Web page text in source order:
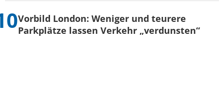
Vorbild London: Weniger und teurere
Parkplätze lassen Verkehr „verdunsten“